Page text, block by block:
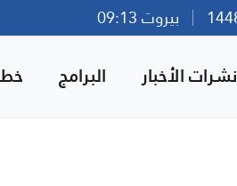
بيروت 09:13
نشرات الأخبار البرامج